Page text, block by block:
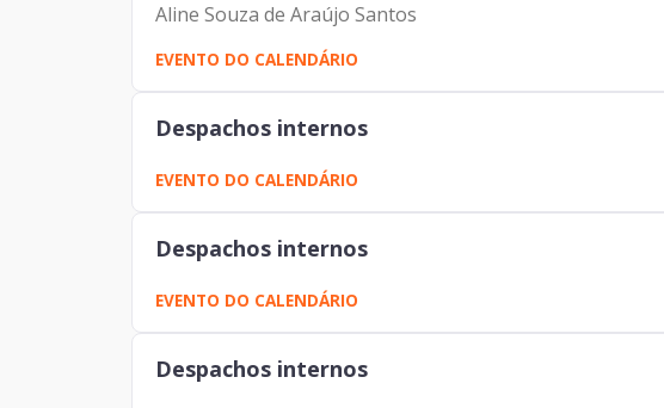
Aline Souza de Araújo Santos
EVENTO DO CALENDÁRIO
Despachos internos
EVENTO DO CALENDÁRIO
Despachos internos
EVENTO DO CALENDÁRIO
Despachos internos